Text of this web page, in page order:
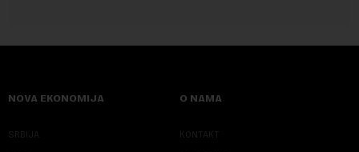
NOVA EKONOMIJA
SRBIJA
O NAMA
KONTAKT